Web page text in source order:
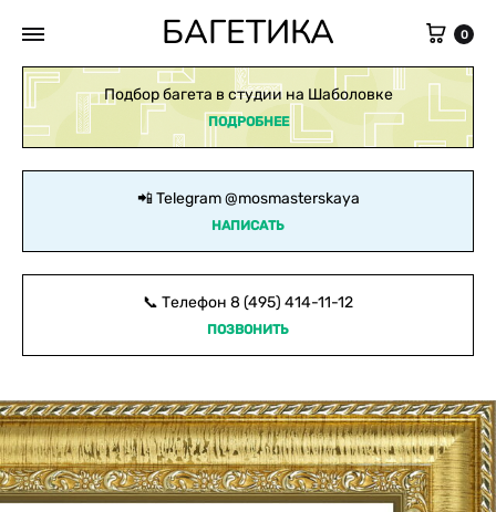
БАГЕТИКА 0
Подбор багета в студии на Шаболовке
ПОДРОБНЕЕ
📲 Telegram@mosmasterskaya
НАПИСАТЬ
📞 Телефон 8 (495) 414-11-12
ПОЗВОНИТЬ